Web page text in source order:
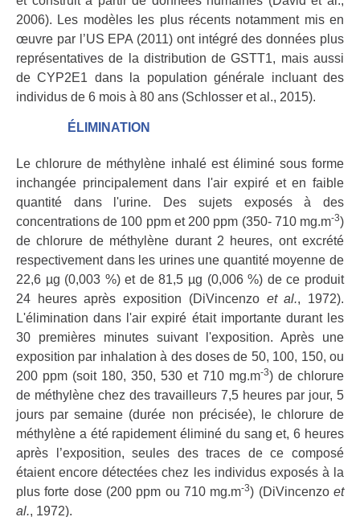
2006). Les modèles les plus récents notamment mis en
œuvre par l’US EPA (2011) ont intégré des données plus
représentatives de la distribution de GSTT1, mais aussi
de CYP2E1 dans la population générale incluant des
individus de 6 mois à 80 ans (Schlosser et al., 2015).
ÉLIMINATION
Le chlorure de méthylène inhalé est éliminé sous forme
inchangée principalement dans l'air expiré et en faible
quantité dans l'urine. Des sujets exposés à des
concentrations de 100 ppm et 200 ppm (350- 710 mg.m-3)
de chlorure de méthylène durant 2 heures, ont excrété
respectivement dans les urines une quantité moyenne de
22,6 µg (0,003 %) et de 81,5 µg (0,006 %) de ce produit
24 heures après exposition (DiVincenzoet al., 1972).
L'élimination dans l'air expiré était importante durant les
30 premières minutes suivant l'exposition. Après une
exposition par inhalation à des doses de 50, 100, 150, ou
200 ppm (soit 180, 350, 530 et 710 mg.m-3) de chlorure
de méthylène chez des travailleurs 7,5 heures par jour, 5
jours par semaine (durée non précisée), le chlorure de
méthylène a été rapidement éliminé du sang et, 6 heures
après l’exposition, seules des traces de ce composé
étaient encore détectées chez les individus exposés à la
plus forte dose (200 ppm ou 710 mg.m-3) (DiVincenzoet
al., 1972).